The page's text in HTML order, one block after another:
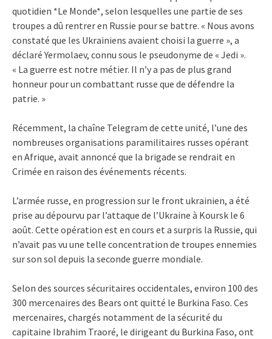
quotidien *Le Monde*, selon lesquelles une partie de ses
troupes a dû rentrer en Russie pour se battre. « Nous avons
constaté que les Ukrainiens avaient choisi la guerre », a
déclaré Yermolaev, connu sous le pseudonyme de « Jedi ».
« La guerre est notre métier. Il n’y a pas de plus grand
honneur pour un combattant russe que de défendre la
patrie. »
Récemment, la chaîne Telegram de cette unité, l’une des
nombreuses organisations paramilitaires russes opérant
en Afrique, avait annoncé que la brigade se rendrait en
Crimée en raison des événements récents.
L’armée russe, en progression sur le front ukrainien, a été
prise au dépourvu par l’attaque de l’Ukraine à Koursk le 6
août. Cette opération est en cours et a surpris la Russie, qui
n’avait pas vu une telle concentration de troupes ennemies
sur son sol depuis la seconde guerre mondiale.
Selon des sources sécuritaires occidentales, environ 100 des
300 mercenaires des Bears ont quitté le Burkina Faso. Ces
mercenaires, chargés notamment de la sécurité du
capitaine Ibrahim Traoré, le dirigeant du Burkina Faso, ont